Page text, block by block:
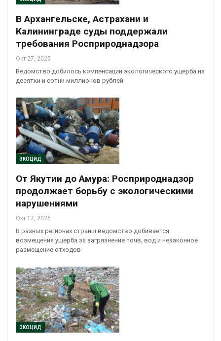
В Архангельске, Астрахани и
Калининграде суды поддержали
требования Росприроднадзора
Окт 27, 2025
Ведомство добилось компенсации экологического ущерба на
десятки и сотни миллионов рублей
ЭКОЦИД
От Якутии до Амура: Росприроднадзор
продолжает борьбу с экологическими
нарушениями
Окт 17, 2025
В разных регионах страны ведомство добивается
возмещения ущерба за загрязнение почв, вод и незаконное
размещение отходов
ЭКОЦИД